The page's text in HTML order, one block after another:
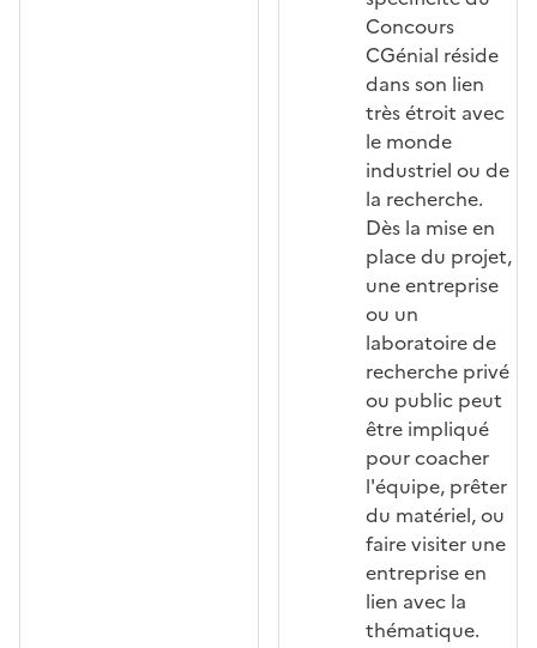
Concours
CGénial réside
dans son lien
très étroit avec
le monde
industriel ou de
la recherche.
Dès la mise en
place du projet,
une entreprise
ou un
laboratoire de
recherche privé
ou public peut
être impliqué
pour coacher
l'équipe, prêter
du matériel, ou
faire visiter une
entreprise en
lien avec la
thématique.